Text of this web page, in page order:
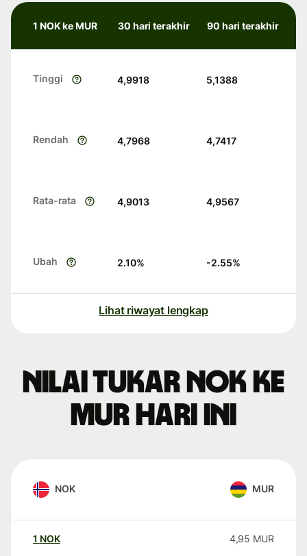
1 NOK ke MUR 30 hari terakhir 90 hari terakhir
Tinggi 4,9918 5,1388
Rendah 4,7968 4,7417
Rata-rata 4,9013 4,9567
Ubah 2.10% -2.55%
Lihat riwayat lengkap
Nilai tukar NOK ke
MUR hari ini
NOK MUR
1 NOK 4,95 MUR